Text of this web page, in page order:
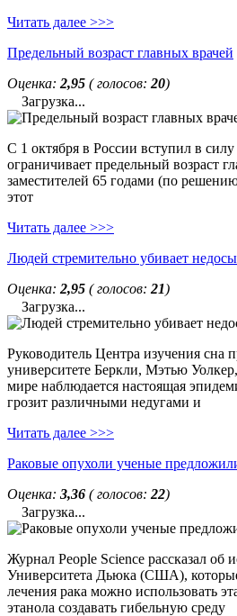
Читать далее >>>
Предельный возраст главных врачей
Оценка: 2,95 ( голосов: 20)
Загрузка...
С 1 октября в России вступил в
ограничивает предельный возраст
заместителей 65 годами (по
этот
Читать далее >>>
Людей стремительно убивает
Оценка: 2,95 ( голосов: 21)
Загрузка...
Руководитель Центра изучения сна
университете Беркли, Мэтью Уолкер,
мире наблюдается настоящая
грозит различными недугами и
Читать далее >>>
Раковые опухоли ученые
Оценка: 3,36 ( голосов: 22)
Загрузка...
Журнал People Science рассказал об
Университета Дьюка (США),
лечения рака можно использовать
этанола создавать гибельную среду